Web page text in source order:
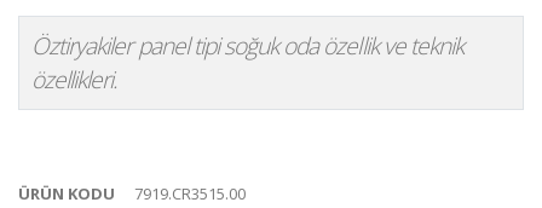
Öztiryakiler panel tipi soğuk oda özellik ve teknik
özellikleri.
ÜRÜN KODU 7919.CR3515.00